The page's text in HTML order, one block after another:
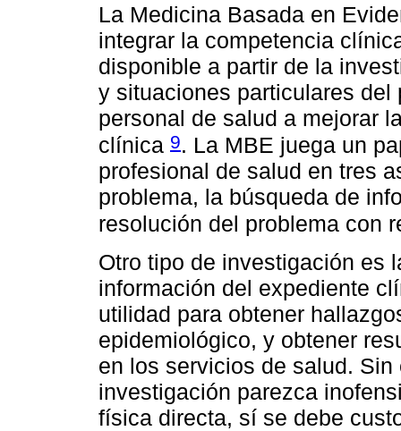
La Medicina Basada en
integrar la competencia
disponible a partir de la
y situaciones particulares
personal de salud a mejorar
clínica 9. La MBE juega un
profesional de salud en tres
problema, la búsqueda de
resolución del problema con
Otro tipo de investigación es
información del expediente
utilidad para obtener
epidemiológico, y obtener
en los servicios de salud.
investigación parezca
física directa, sí se debe